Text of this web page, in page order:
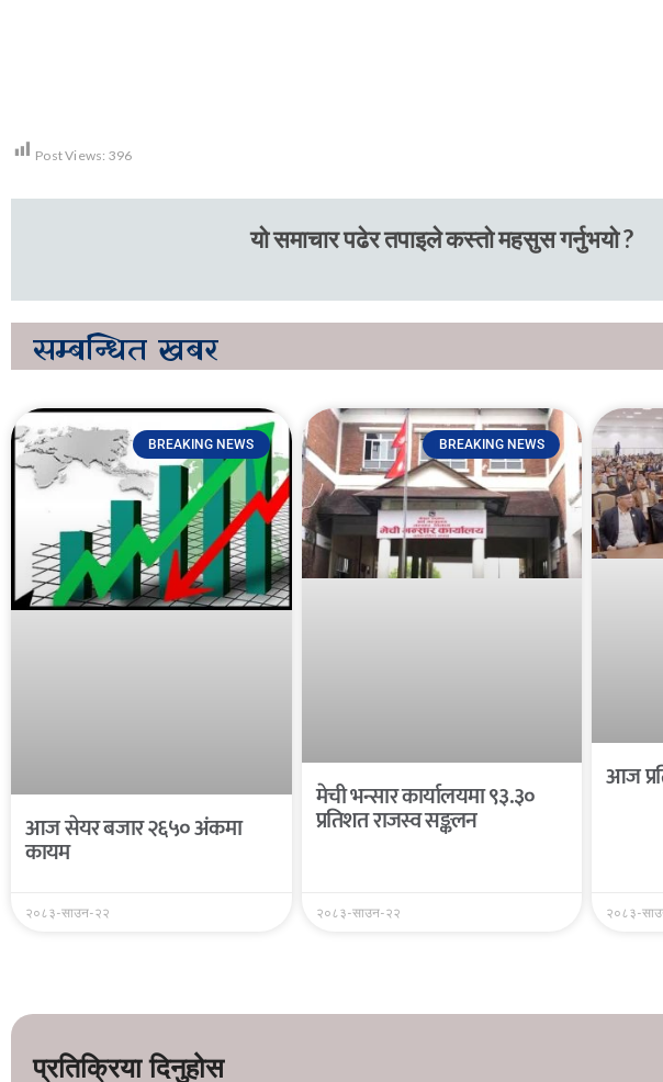
Post Views: 396
यो समाचार पढेर तपाइले कस्तो महसुस गर्नुभयो ?
सम्बन्धित खबर
BREAKING NEWS
आज सेयर बजार २६५० अंकमा
कायम
२०८३-साउन-२२
BREAKING NEWS
मेची भन्सार कार्यालयमा ९३.३०
प्रतिशत राजस्व सङ्कलन
२०८३-साउन-२२
आज
२०८३-